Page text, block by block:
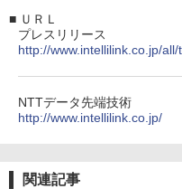
■ ＵＲＬ
プレスリリース
http://www.intellilink.co.jp/
NTTデータ先端技術
http://www.intellilink.co.jp/
関連記事